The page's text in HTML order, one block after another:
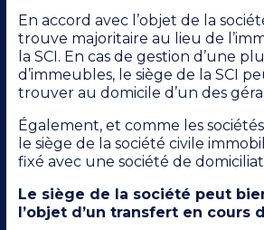
En accord avec l’objet de la
trouve majoritaire au lieu de
la SCI. En cas de gestion d’une
d’immeubles, le siège de la SCI
trouver au domicile d’un des
Également, et comme les
le siège de la société civile
fixé avec une société de
Le siège de la société peut
l’objet d’un transfert en cours